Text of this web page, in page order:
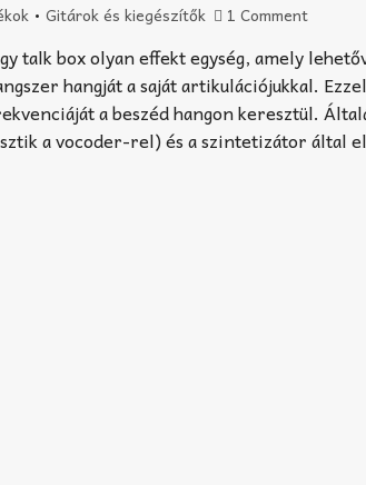
• Gitárok és kiegészítők 1 Comment
talk box olyan effekt egység, amely
hangját a saját artikulációjukkal.
a beszéd hangon keresztül.
a vocoder-rel) és a szintetizátor által